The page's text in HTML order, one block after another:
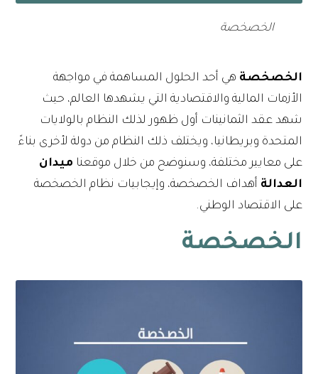
الخصخصة
الخصخصة هي أحد الحلول المساهمة في مواجهة
الأزمات المالية والاقتصادية التي يشهدها العالم، حيث
شهد عقد الثمانينات أول ظهور لذلك النظام بالولايات
المتحدة وبريطانيا، ويختلف ذلك النظام من دولة لأخرى بناءً
على معايير مختلفة، وسنوضح من خلال موقعنا ميدان
العدالة أهداف الخصخصة، وإيجابيات نظام الخصخصة
على الاقتصاد الوطني.
الخصخصة